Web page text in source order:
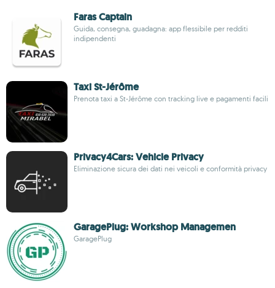
Faras Captain
Guida, consegna, guadagna: app flessibile per redditi
indipendenti
Taxi St-Jérôme
Prenota taxi a St-Jérôme con tracking live e pagamenti facili
Privacy4Cars: Vehicle Privacy
Eliminazione sicura dei dati nei veicoli e conformità privacy
GaragePlug: Workshop Managemen
GaragePlug